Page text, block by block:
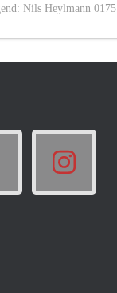
Nils Heylmann 0175